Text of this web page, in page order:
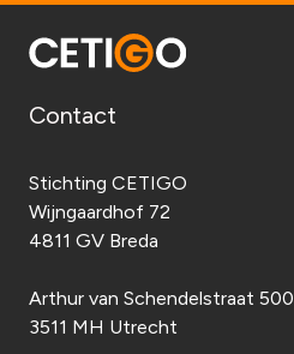
Contact
Stichting CETIGO
Wijngaardhof 72
4811 GV Breda
Arthur van Schendelstraat 500
3511 MH Utrecht